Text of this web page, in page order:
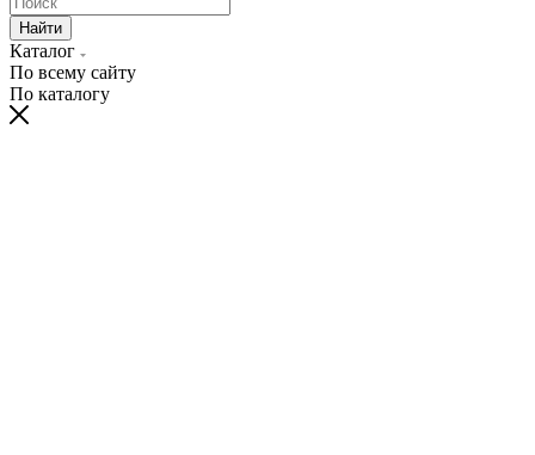
Найти
Каталог
По всему сайту
По каталогу